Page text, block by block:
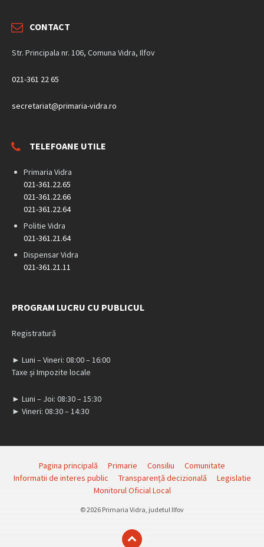
CONTACT
Str. Principala nr. 106, Comuna Vidra, Ilfov
021-361 22 65
secretariat@primaria-vidra.ro
TELEFOANE UTILE
Primaria Vidra
021-361.22.65
021-361.22.66
021-361.22.64
Politie Vidra
021-361.21.64
Dispensar Vidra
021-361.21.11
PROGRAM LUCRU CU PUBLICUL
Registratură
► Luni – Vineri: 08:00 – 16:00
Taxe și Impozite locale
► Luni – Joi: 08:30 – 15:30
► Vineri: 08:30 – 14:30
Pagina principală Primarie Consiliu
Comunitate
Informatii de interes public
Transparență decizională
Legislatie
Monitorul Oficial Local
© 2026 Primaria Vidra, judetul Ilfov